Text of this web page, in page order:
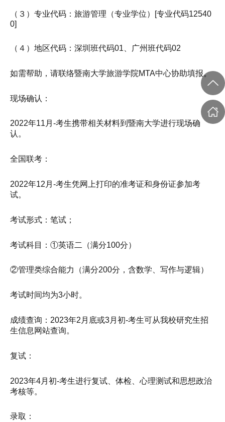
（３）专业代码：旅游管理（专业学位）[专业代码12540
0]
（４）地区代码：深圳班代码01、广州班代码02
如需帮助，请联络暨南大学旅游学院MTA中心协助填报。
现场确认：
2022年11月-考生携带相关材料到暨南大学进行现场确
认。
全国联考：
2022年12月-考生凭网上打印的准考证和身份证参加考
试。
考试形式：笔试；
考试科目：①英语二（满分100分）
②管理类综合能力（满分200分，含数学、写作与逻辑）
考试时间均为3小时。
成绩查询：2023年2月底或3月初-考生可从我校研究生招
生信息网站查询。
复试：
2023年4月初-考生进行复试、体检、心理测试和思想政治
考核等。
录取：